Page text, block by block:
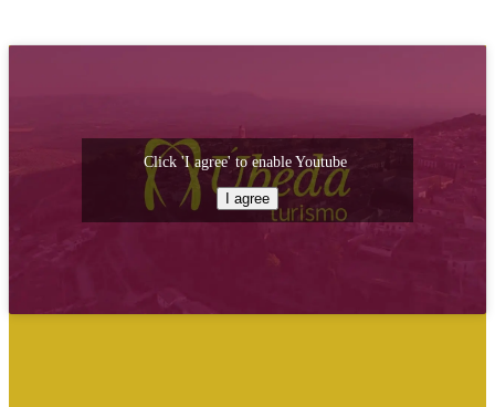
Click 'I agree' to enable Youtube
I agree